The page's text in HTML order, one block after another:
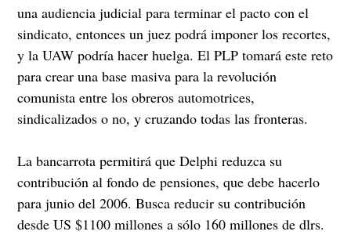
una audiencia judicial para terminar el pacto con el
sindicato, entonces un juez podrá imponer los recortes,
y la UAW podría hacer huelga. El PLP tomará este reto
para crear una base masiva para la revolución
comunista entre los obreros automotrices,
sindicalizados o no, y cruzando todas las fronteras.
La bancarrota permitirá que Delphi reduzca su
contribución al fondo de pensiones, que debe hacerlo
para junio del 2006. Busca reducir su contribución
desde US $1100 millones a sólo 160 millones de dlrs.